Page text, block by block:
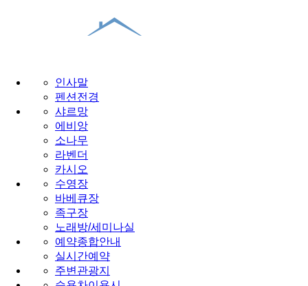
인사말
펜션전경
샤르망
에비앙
소나무
라벤더
카시오
수영장
바베큐장
족구장
노래방/세미나실
예약종합안내
실시간예약
주변관광지